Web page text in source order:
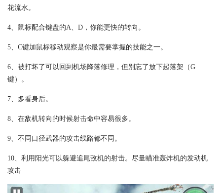
花流水。
4、鼠标配合键盘的A、D，你能更快的转向。
5、C键加鼠标移动观察是你最需要掌握的技能之一。
6、被打坏了可以回到机场降落修理，但别忘了放下起落架（G
键）。
7、多看身后。
8、在敌机转向的时候射击命中容易很多。
9、不同口径武器的攻击线路都不同。
10、利用阳光可以躲避追尾敌机的射击。尽量瞄准轰炸机的发动机
攻击